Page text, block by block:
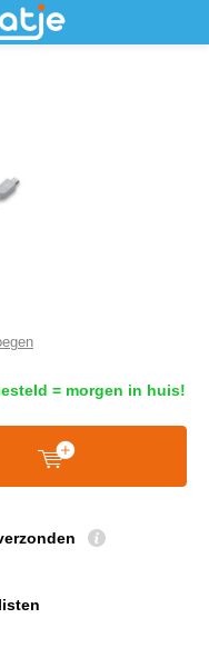
= morgen in huis!